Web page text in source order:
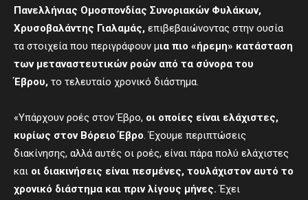
Πανελλήνιας Ομοσπονδίας Συνοριακών Φυλάκων,
Χρυσοβαλάντης Γιαλαμάς, επιβεβαιώνοντας στην ουσία
τα στοιχεία που περιγράφουν μια πιο «ήρεμη» κατάσταση
των μεταναστευτικών ροών από τα σύνορα του
Έβρου, το τελευταίο χρονικό διάστημα.
«Υπάρχουν ροές στον Έβρο, οι οποίες είναι ελάχιστες,
κυρίως στον Βόρειο Έβρο. Έχουμε περιπτώσεις
διακίνησης, αλλά αυτές οι ροές, είναι πάρα πολύ ελάχιστες
και οι διακινήσεις είναι πεσμένες, τουλάχιστον αυτό το
χρονικό διάστημα και πριν λίγους μήνες. Έχει